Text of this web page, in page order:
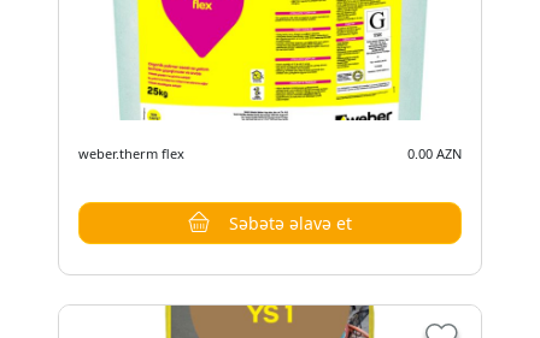
weber.therm flex 0.00 AZN
Səbətə əlavə et